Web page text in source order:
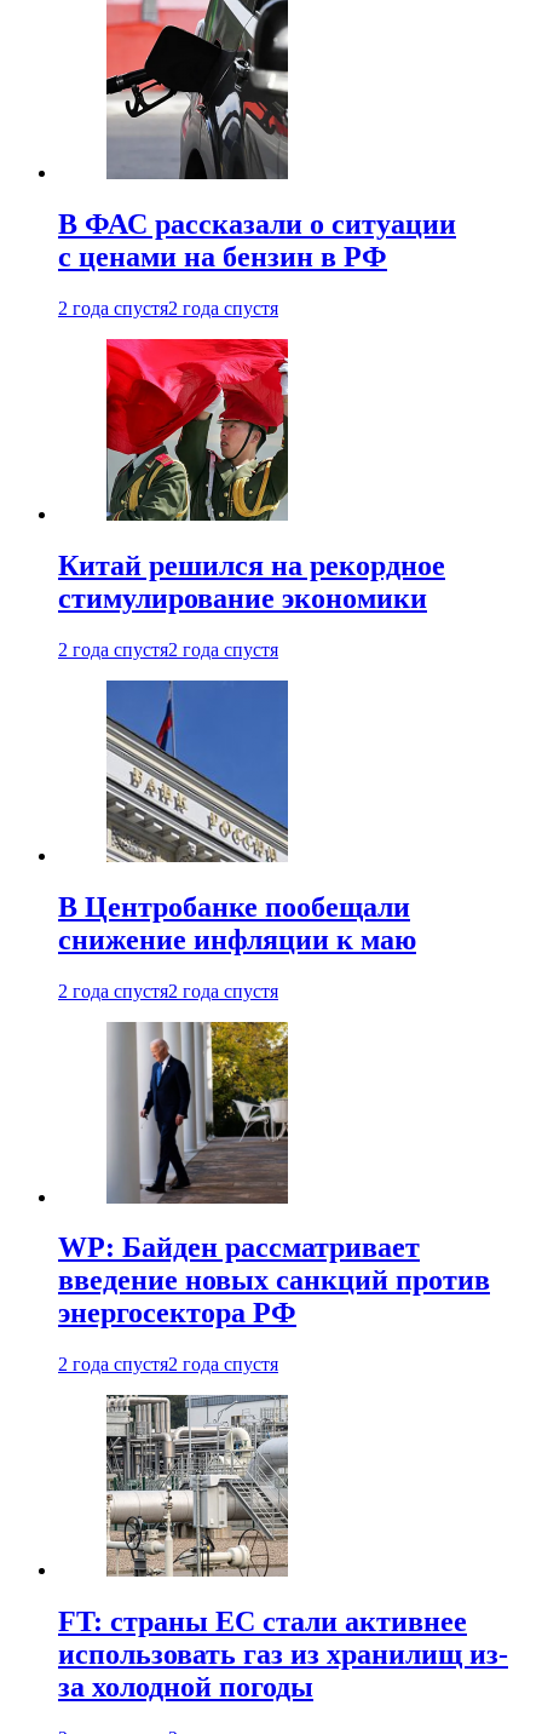
В ФАС рассказали о ситуации
с ценами на бензин в РФ
2 года спустя2 года спустя
Китай решился на рекордное
стимулирование экономики
2 года спустя2 года спустя
В Центробанке пообещали
снижение инфляции к маю
2 года спустя2 года спустя
WP: Байден рассматривает
введение новых санкций против
энергосектора РФ
2 года спустя2 года спустя
FT: страны ЕС стали активнее
использовать газ из хранилищ из-
за холодной погоды